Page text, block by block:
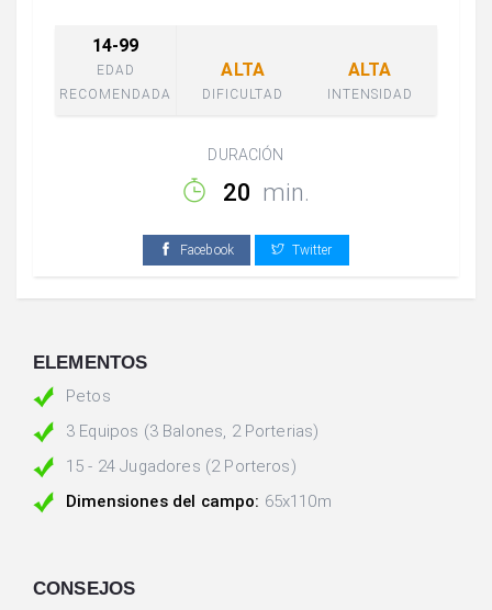
14-99
EDAD
RECOMENDADA
ALTA
DIFICULTAD
ALTA
INTENSIDAD
DURACIÓN
20 min.
Facebook Twitter
ELEMENTOS
Petos
3 Equipos (3 Balones, 2 Porterias)
15 - 24 Jugadores (2 Porteros)
Dimensiones del campo: 65x110m
CONSEJOS